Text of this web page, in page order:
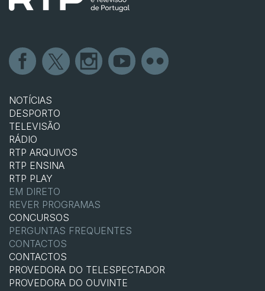
NOTÍCIAS
DESPORTO
TELEVISÃO
RÁDIO
RTP ARQUIVOS
RTP ENSINA
RTP PLAY
EM DIRETO
REVER PROGRAMAS
CONCURSOS
PERGUNTAS FREQUENTES
CONTACTOS
CONTACTOS
PROVEDORA DO TELESPECTADOR
PROVEDORA DO OUVINTE